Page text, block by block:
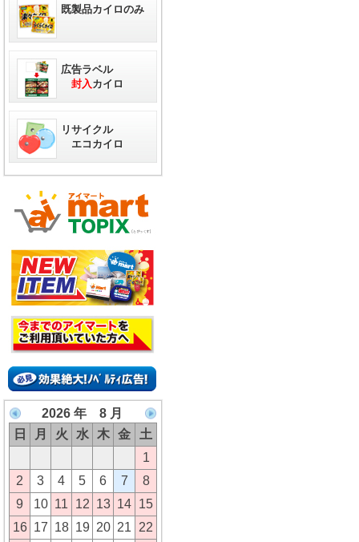
既製品カイロのみ
広告ラベル
封入 カイロ
リサイクル
エコカイロ
2026 年 8 月
日
月 火 水 木 金
土
1
2
3 4 5 6 7
8
9
10 11 12 13 14 15
16 17 18 19 20 21
22